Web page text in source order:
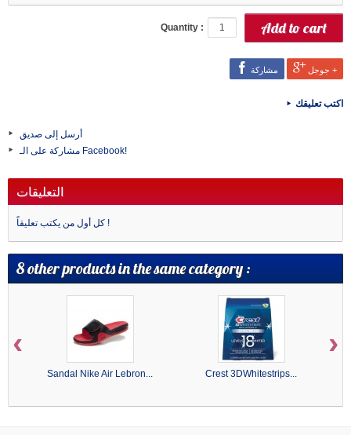
Quantity :
مشاركة جوجل +
اكتب تعليقك
أرسل إلى صديق
مشاركة على الـ Facebook!
التعليقات
كل أول من يكتب تعليقاً !
8 other products in the same category :
Sandal Nike Air Lebron... Crest 3DWhitestrips...
‹ ›